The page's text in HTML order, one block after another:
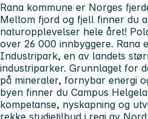
Rana kommune er Norges
Mellom fjord og fjell finner du
naturopplevelser hele året!
over 26 000 innbyggere. Rana
Industripark, en av landets
industriparker. Grunnlaget for
på mineraler, fornybar energi
byen finner du Campus
kompetanse, nyskapning og
rekke studietilbud i regi av